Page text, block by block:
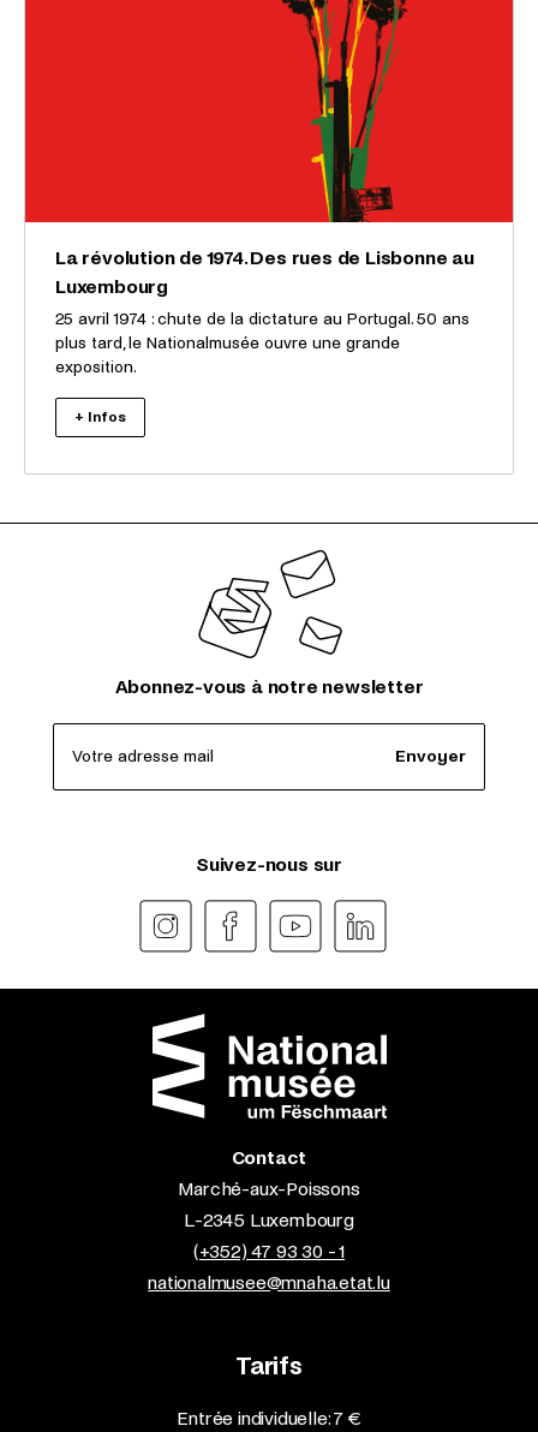
La révolution de 1974. Des rues de Lisbonne au
Luxembourg
25 avril 1974 : chute de la dictature au Portugal. 50 ans
plus tard, le Nationalmusée ouvre une grande
exposition.
+ Infos
Abonnez-vous à notre newsletter
Votre adresse mail Envoyer
Suivez-nous sur
Contact
Marché-aux-Poissons
L-2345 Luxembourg
(+352) 47 93 30 - 1
nationalmusee@mnaha.etat.lu
Tarifs
Entrée individuelle: 7 €